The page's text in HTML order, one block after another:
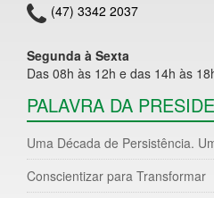
(47) 3342 2037
Segunda à Sexta
Das 08h às 12h e das 14h às
PALAVRA DA
Uma Década de Persistência.
Conscientizar para Transformar